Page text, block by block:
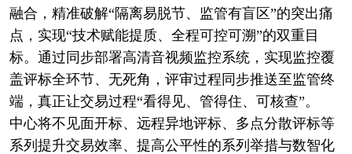
融合，精准破解“隔离易脱节、监管有盲区”的突出痛
点，实现“技术赋能提质、全程可控可溯”的双重目
标。通过同步部署高清音视频监控系统，实现监控覆
盖评标全环节、无死角，评审过程同步推送至监管终
端，真正让交易过程“看得见、管得住、可核查”。
中心将不见面开标、远程异地评标、多点分散评标等
系列提升交易效率、提高公平性的系列举措与数智化